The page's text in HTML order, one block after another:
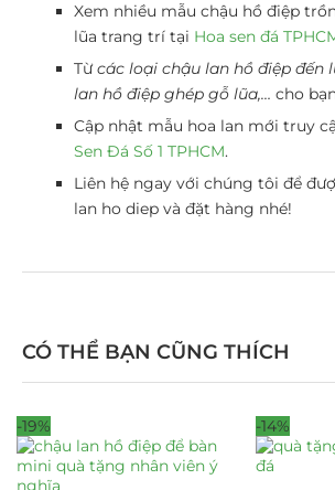
Xem nhiều mẫu chậu hồ điệp
lũa trang trí tại Hoa sen đá
Từcác loại chậu lan hồ điệp đến
lan hồ điệp ghép gỗ lũa,… cho
Cập nhật mẫu hoa lan mới truy
Sen Đá Số 1 TPHCM.
Liên hệ ngay với chúng tôi để
lan ho diep và đặt hàng nhé!
CÓ THỂ BẠN CŨNG THÍCH
-19% -14%